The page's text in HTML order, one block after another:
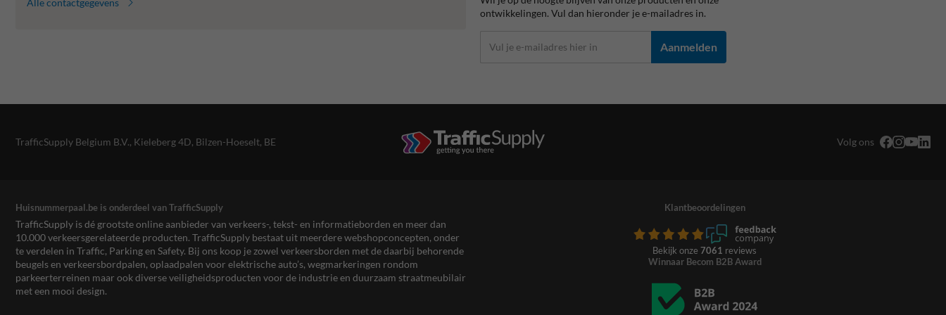
ontwikkelingen. Vul dan hieronder je e-mailadres in.
Aanmelden
TrafficSupply Belgium B.V., Kieleberg 4D, Bilzen-Hoeselt, BE Volg ons
Huisnummerpaal.be is onderdeel van TrafficSupply
TrafficSupply is dé grootste online aanbieder van verkeers-, tekst- en informatieborden en meer dan
10.000 verkeersgerelateerde producten. TrafficSupply bestaat uit meerdere webshopconcepten, onder
te verdelen in Traffic, Parking en Safety. Bij ons koop je zowel verkeersborden met de daarbij behorende
beugels en verkeersbordpalen, oplaadpalen voor elektrische auto’s, wegmarkeringen rondom
parkeerterreinen maar ook diverse veiligheidsproducten voor de industrie en duurzaam straatmeubilair
met een mooi design.
Klantbeoordelingen
Bekijk onze 7061 reviews
Winnaar Becom B2B Award